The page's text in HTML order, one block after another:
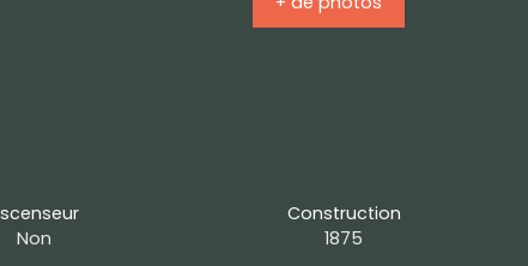
Non
Construction
1875